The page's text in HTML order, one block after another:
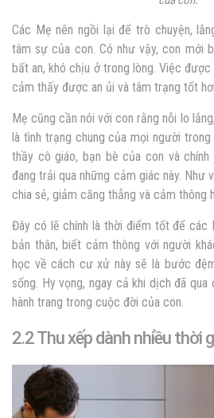
Các Mẹ nên ngồi lại để trò chuyện,
tâm sự của con. Có như vậy, con mới
bất an, khó chịu ở trong lòng. Việc
cảm thấy được an ủi và tâm trạng tốt
Mẹ cũng cần nói với con rằng nỗi lo
là tình trạng chung của mọi người
thầy cô giáo, bạn bè của con và
đang trải qua những cảm giác này. Như
chia sẻ, giảm căng thẳng và cảm thông
Đây có lẽ chính là thời điểm tốt để các
bản thân, biết cảm thông với người
học về cách cư xử này sẽ là bước
sống. Hy vọng, ngay cả khi dịch đã qua
hành trang trong cuộc đời của con.
2.2 Thu xếp dành nhiều thời